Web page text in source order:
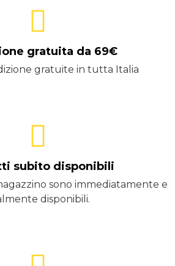
gratuita da 69€
gratuite in tutta Italia
subito disponibili
sono immediatamente e
disponibili.